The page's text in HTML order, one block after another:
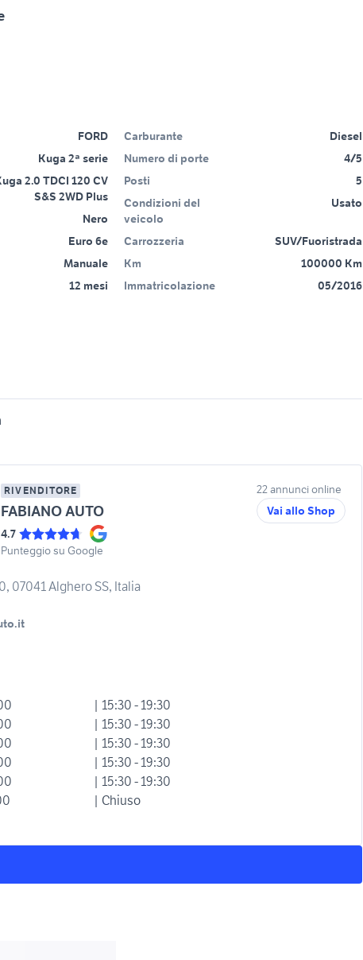
FORD
Kuga 2ª serie
2.0 TDCI 120 CV
S&S 2WD Plus
Nero
Euro 6e
Manuale
12 mesi
Carburante
Diesel
Numero di porte
4/5
Posti
5
Condizioni del
veicolo
Usato
Carrozzeria
SUV/Fuoristrada
Km
100000 Km
Immatricolazione
05/2016
RIVENDITORE
FABIANO AUTO
4.7
Punteggio su Google
07041 Alghero SS, Italia
| 15:30 - 19:30
| 15:30 - 19:30
| 15:30 - 19:30
| 15:30 - 19:30
| 15:30 - 19:30
| Chiuso
22 annunci online
Vai allo Shop